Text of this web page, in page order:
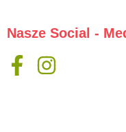
Nasze Social -